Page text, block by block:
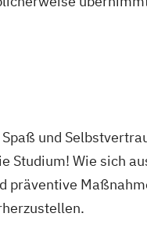
und
Studium! Wie sich